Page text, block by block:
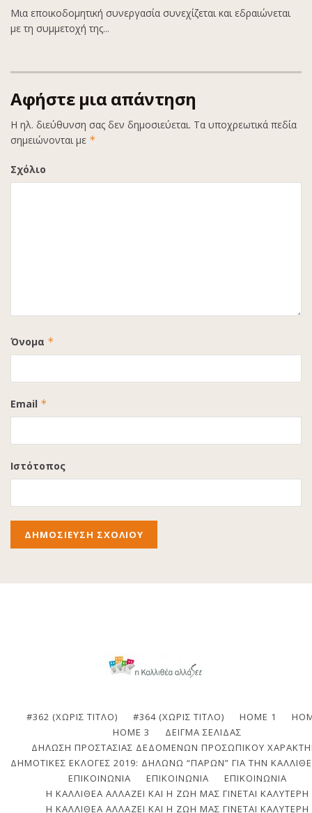
Μια εποικοδομητική συνεργασία συνεχίζεται και εδραιώνεται
με τη συμμετοχή της...
Αφήστε μια απάντηση
Η ηλ. διεύθυνση σας δεν δημοσιεύεται. Τα υποχρεωτικά πεδία
σημειώνονται με *
Σχόλιο
Όνομα *
Email *
Ιστότοπος
#362 (ΧΩΡΊΣ ΤΊΤΛΟ) #364 (ΧΩΡΊΣ ΤΊΤΛΟ) HOME 1
HOME 3
ΔΕΊΓΜΑ ΣΕΛΊΔΑΣ
ΔΉΛΩΣΗ ΠΡΟΣΤΑΣΊΑΣ ΔΕΔΟΜΈΝΩΝ ΠΡΟΣΩΠΙΚΟΎ
ΔΗΜΟΤΙΚΈΣ ΕΚΛΟΓΈΣ 2019: ΔΗΛΏΝΩ “ΠΑΡΏΝ” ΓΙΑ ΤΗΝ
ΕΠΙΚΟΙΝΩΝΙΑ
ΕΠΙΚΟΙΝΩΝΊΑ
ΕΠΙΚΟΙΝΩΝΊΑ
Η ΚΑΛΛΙΘΈΑ ΑΛΛΆΖΕΙ ΚΑΙ Η ΖΩΉ ΜΑΣ ΓΊΝΕΤΑΙ ΚΑΛΎΤΕΡΗ
Η ΚΑΛΛΙΘΈΑ ΑΛΛΆΖΕΙ ΚΑΙ Η ΖΩΉ ΜΑΣ ΓΊΝΕΤΑΙ ΚΑΛΎΤΕΡΗ